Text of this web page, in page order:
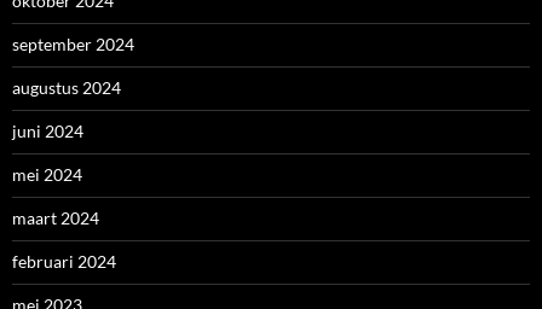
september 2024
augustus 2024
juni 2024
mei 2024
maart 2024
februari 2024
mei 2023